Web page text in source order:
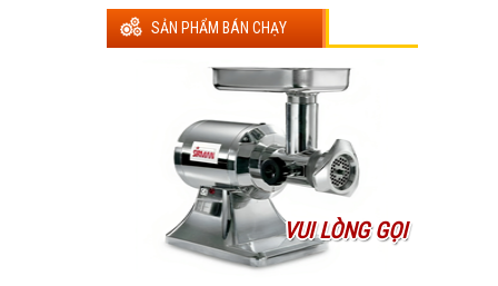
SẢN PHẨM BÁN CHẠY
VUI LÒNG GỌI